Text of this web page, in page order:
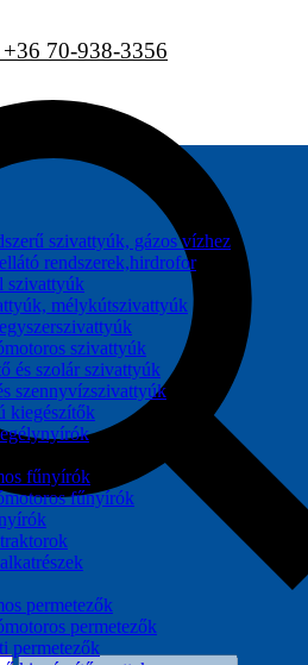
+36 70-938-3356
kosárban.
szivattyúk, gázos vízhez
rendszerek,hirdrofor
szivattyúk
mélykútszivattyúk
szivattyúk
és szolár szivattyúk
szennyvízszivattyúk
kiegészítők
fűnyírók
fűnyírók
permetezők
permetezők
permetezők